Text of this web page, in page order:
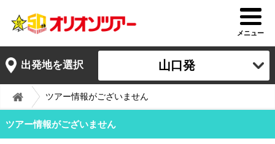
メニュー
出発地を選択 山口発
ツアー情報がございません
ツアー情報がございません